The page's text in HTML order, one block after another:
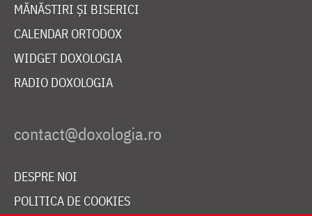
MĂNĂSTIRI ȘI BISERICI
CALENDAR ORTODOX
WIDGET DOXOLOGIA
RADIO DOXOLOGIA
DESPRE NOI
POLITICA DE COOKIES